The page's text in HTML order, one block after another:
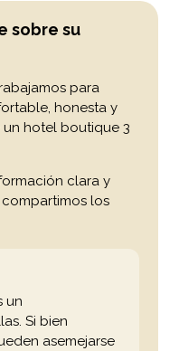
sobre su
para
honesta y
hotel boutique 3
clara y
los
un
Si bien
asemejarse